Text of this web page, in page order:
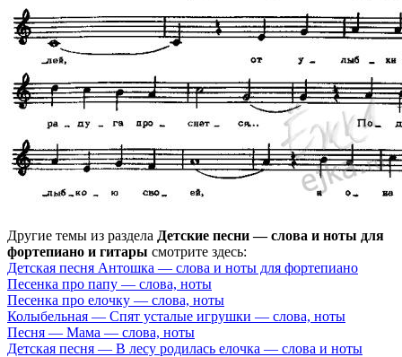
Другие темы из раздела Детские песни — слова и ноты для
фортепиано и гитары смотрите здесь:
Детская песня Антошка — слова и ноты для фортепиано
Песенка про папу — слова, ноты
Песенка про елочку — слова, ноты
Колыбельная — Спят усталые игрушки — слова, ноты
Песня — Мама — слова, ноты
Детская песня — В лесу родилась елочка — слова и ноты